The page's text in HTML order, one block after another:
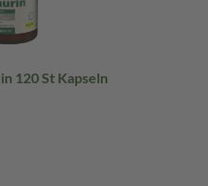
120 St Kapseln